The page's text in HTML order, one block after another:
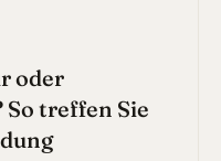
oder
treffen Sie